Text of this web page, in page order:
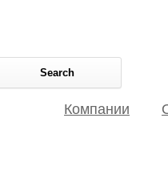
Компании